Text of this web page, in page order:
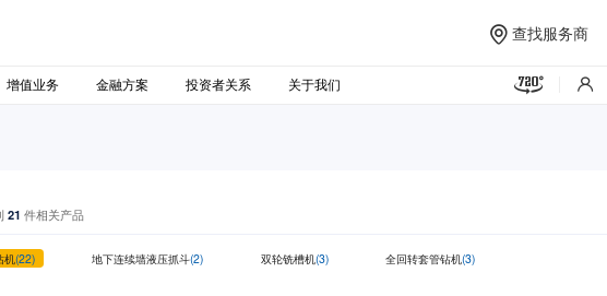
 查找服务商
增值业务 金融方案 投资者关系 关于我们  
21 件相关产品
机(22) 地下连续墙液压抓斗(2) 双轮铣槽机(3) 全回转套管钻机(3)